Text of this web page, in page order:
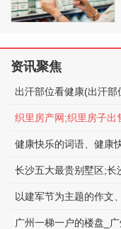
资讯聚焦
出汗部位看健康(出汗部
织里房产网;织里房子出
健康快乐的词语、健康
长沙五大最贵别墅区;长
广州一梯一户的楼盘_